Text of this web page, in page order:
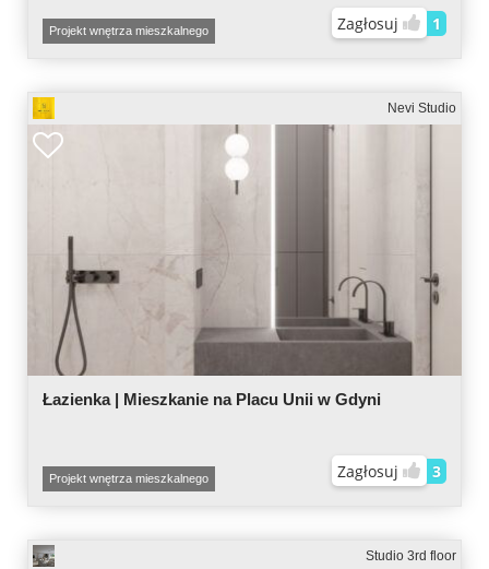
Projekt wnętrza mieszkalnego Zagłosuj 1
Nevi Studio
Łazienka | Mieszkanie na Placu Unii w Gdyni
Projekt wnętrza mieszkalnego Zagłosuj 3
Studio 3rd floor